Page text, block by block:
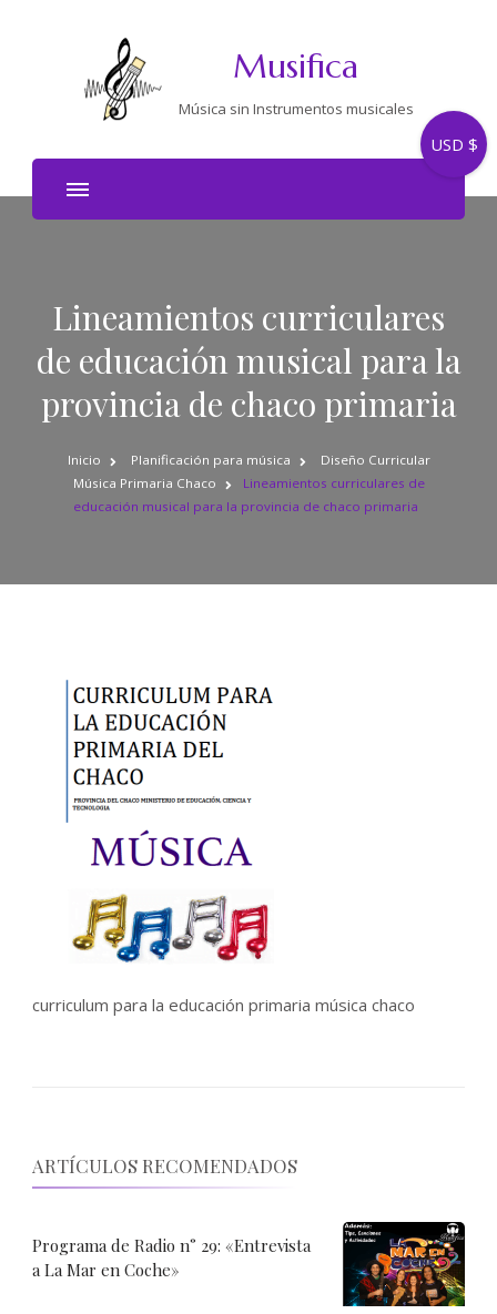
Musifica
Música sin Instrumentos musicales
Lineamientos curriculares
de educación musical para la
provincia de chaco primaria
Inicio Planificación para música
Diseño Curricular
Música Primaria Chaco
Lineamientos curriculares de
educación musical para la provincia de chaco primaria
curriculum para la educación primaria música chaco
ARTÍCULOS RECOMENDADOS
Programa de Radio n° 29: «Entrevista
a La Mar en Coche»
USD $